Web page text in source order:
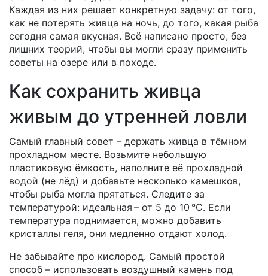
Каждая из них решает конкретную задачу: от того,
как не потерять живца на ночь, до того, какая рыба
сегодня самая вкусная. Всё написано просто, без
лишних теорий, чтобы вы могли сразу применить
советы на озере или в походе.
Как сохранить живца
живым до утренней ловли
Самый главный совет – держать живца в тёмном
прохладном месте. Возьмите небольшую
пластиковую ёмкость, наполните её прохладной
водой (не лёд) и добавьте несколько камешков,
чтобы рыба могла прятаться. Следите за
температурой: идеальная – от 5 до 10 °C. Если
температура поднимается, можно добавить
кристаллы геля, они медленно отдают холод.
Не забывайте про кислород. Самый простой
способ – использовать воздушный камень под